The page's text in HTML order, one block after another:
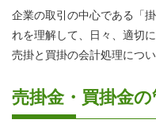
企業の取引の中心である「
れを理解して、日々、適切
売掛と買掛の会計処理につい
売掛金・買掛金